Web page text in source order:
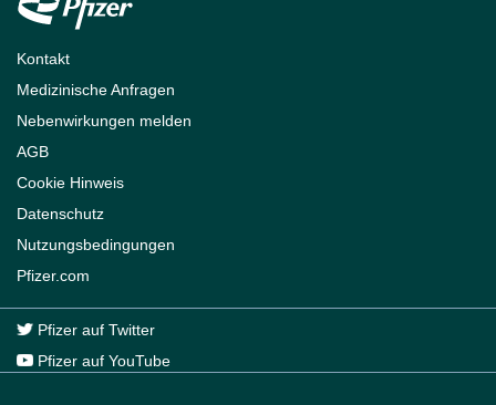
Footer
Kontakt
Medizinische Anfragen
Nebenwirkungen melden
AGB
Cookie Hinweis
Datenschutz
Nutzungsbedingungen
Pfizer.com
Pfizer auf Twitter
Pfizer auf YouTube